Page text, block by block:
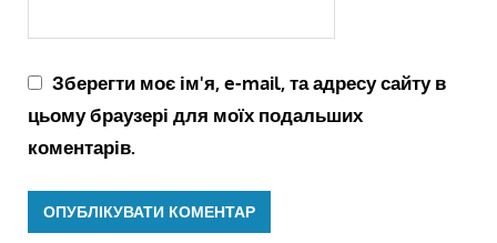
Зберегти моє ім'я, e-mail, та адресу сайту в
цьому браузері для моїх подальших
коментарів.